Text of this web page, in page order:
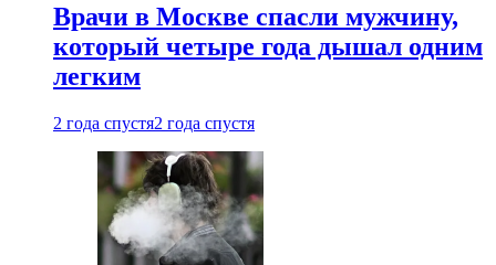
Врачи в Москве спасли мужчину,
который четыре года дышал одним
легким
2 года спустя2 года спустя